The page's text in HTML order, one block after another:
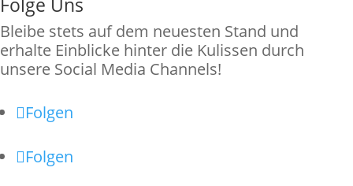
Bleibe stets auf dem neuesten Stand und
erhalte Einblicke hinter die Kulissen durch
unsere Social Media Channels!
Folgen
Folgen